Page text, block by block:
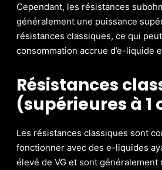
Cependant, les résistances
généralement une puissance
résistances classiques, ce qui
consommation accrue d’e-liquide
Résistances
(supérieures à 1
Les résistances classiques sont
fonctionner avec des e-liquides
élevé de VG et sont